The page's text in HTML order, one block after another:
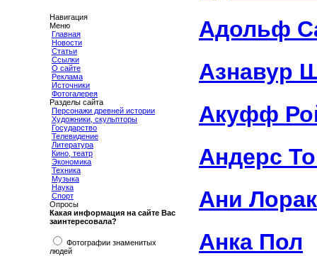
Навигация
Меню
Главная
Новости
Статьи
Ссылки
О сайте
Реклама
Источники
Фотогалерея
Разделы сайта
Персонажи древней истории
Художники, скульпторы
Государство
Телевидение
Литература
Кино, театр
Экономика
Техника
Музыка
Наука
Спорт
Опросы
Какая информация на сайте Вас
заинтересовала?
Фотографии знаменитых
людей
Адольф
Азнавур
Акуфф
Андерс
Ани Лорак
Анка Пол